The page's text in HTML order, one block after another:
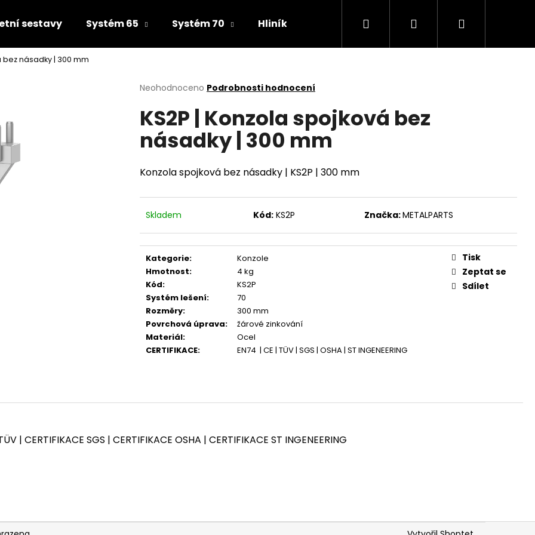
sestavy Systém 65 Systém 70 Hliníkové věže Mobilní oplocení Přechodové
Hledat PřihlášeníNákupní
bez násadky | 300 mm
Průměrné
produktu
je
hvězdiček.
Neohodnoceno Podrobnosti hodnocení
KS2P | Konzola spojková bez
násadky | 300 mm
Konzola spojková bez násadky | KS2P | 300 mm
Skladem Kód: KS2P Značka:METALPARTS
Kategorie:
Konzole
Hmotnost:
4 kg
Kód:
KS2P
Systém lešení:
70
Rozměry:
300 mm
Povrchová úprava:
žárové zinkování
Materiál:
Ocel
CERTIFIKACE: EN74 | CE | TÜV | SGS | OSHA | ST INGENEERING
Tisk
Zeptat se
Sdílet
| CERTIFIKACE SGS | CERTIFIKACE OSHA | CERTIFIKACE ST INGENEERING
Co potřebujete najít?
HLEDAT
KOMPLETNÍ SESTAVA LEŠENÍ PLETTAC KOMPLETNÍ SESTAVA LEŠENÍ PLETTAC
PD70 - 480 M